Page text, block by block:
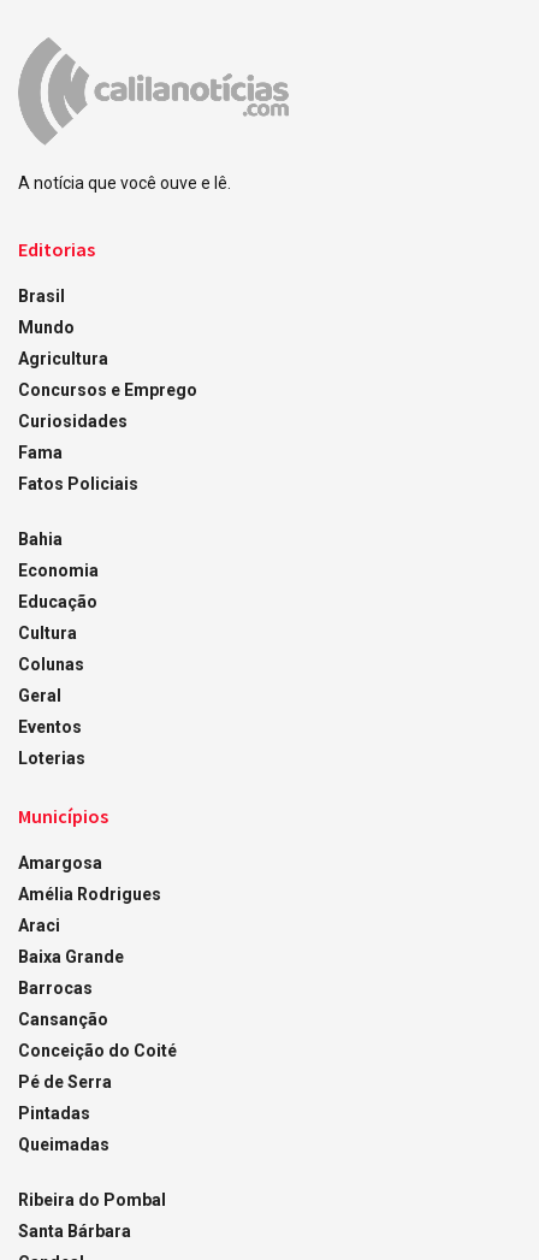
A notícia que você ouve e lê.
Editorias
Brasil
Mundo
Agricultura
Concursos e Emprego
Curiosidades
Fama
Fatos Policiais
Bahia
Economia
Educação
Cultura
Colunas
Geral
Eventos
Loterias
Municípios
Amargosa
Amélia Rodrigues
Araci
Baixa Grande
Barrocas
Cansanção
Conceição do Coité
Pé de Serra
Pintadas
Queimadas
Ribeira do Pombal
Santa Bárbara